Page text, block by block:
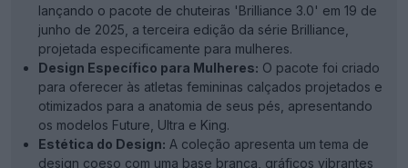
lançando o pacote de chuteiras 'Brilliance 3.0' em 19 de
junho de 2025, a terceira edição da série Brilliance,
projetada especificamente para mulheres.
Design Específico para Mulheres: O pacote foi criado
para oferecer às atletas femininas calçados projetados e
otimizados para a anatomia de seus pés, apresentando
os modelos Future, Ultra e King.
Estética do Design: A coleção apresenta um tema de
design coeso com uma base branca, gráficos vibrantes